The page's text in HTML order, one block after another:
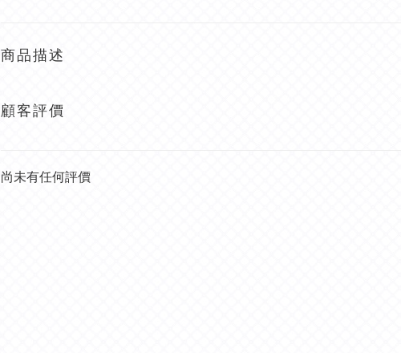
商品描述
顧客評價
尚未有任何評價